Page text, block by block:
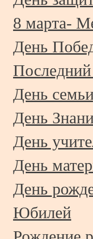
8 марта-
День
Последний
День
День
День
День
День
Юбилей